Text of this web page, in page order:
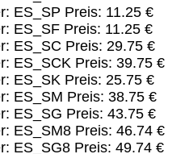
ES_SP Preis: 11.25 €
ES_SF Preis: 11.25 €
ES_SC Preis: 29.75 €
ES_SCK Preis: 39.75 €
ES_SK Preis: 25.75 €
ES_SM Preis: 38.75 €
ES_SG Preis: 43.75 €
ES_SM8 Preis: 46.74 €
ES_SG8 Preis: 49.74 €